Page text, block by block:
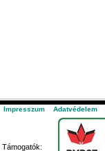
Impresszum Adatvédelem
Támogatók: